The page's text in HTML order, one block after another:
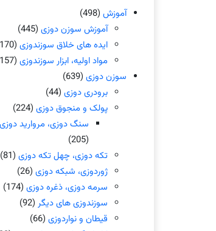
آموزش (498)
آموزش سوزن دوزی (445)
ایده های خلاق سوزندوزی (170)
مواد اولیه، ابزار سوزندوزی (157)
سوزن دوزی (639)
برودری دوزی (44)
پولک و منجوق دوزی (224)
سنگ دوزی، مروارید دوزی
(205)
تکه دوزی، چهل تکه دوزی (81)
ژوردوزی، شبکه دوزی (26)
سرمه دوزی، ذغره دوزی (174)
سوزندوزی های دیگر (92)
قیطان و نواردوزی (66)